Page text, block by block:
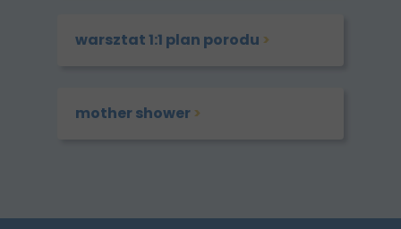
warsztat 1:1 plan porodu >
mother shower >